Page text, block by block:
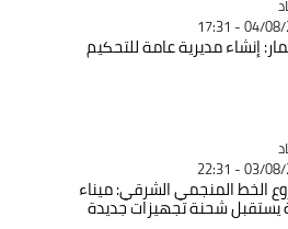
04/08/
إنشاء مديرية عامة للتحكيم
03/08/
الخط المنجمي الشرقي: ميناء
يستقبل شحنة تجهيزات جديدة